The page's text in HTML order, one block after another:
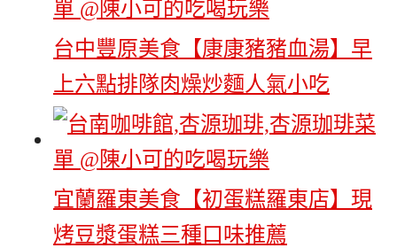
台中豐原美食【康康豬豬血湯】早
上六點排隊肉燥炒麵人氣小吃
宜蘭羅東美食【初蛋糕羅東店】現
烤豆漿蛋糕三種口味推薦